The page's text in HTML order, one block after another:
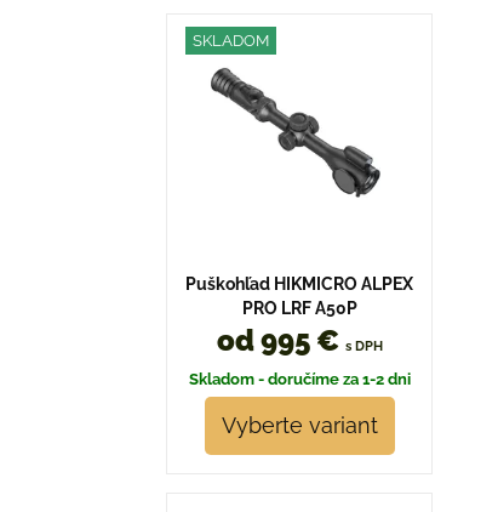
SKLADOM
Puškohľad HIKMICRO ALPEX
PRO LRF A50P
od 995 € s DPH
Skladom - doručíme za 1-2 dni
Vyberte variant